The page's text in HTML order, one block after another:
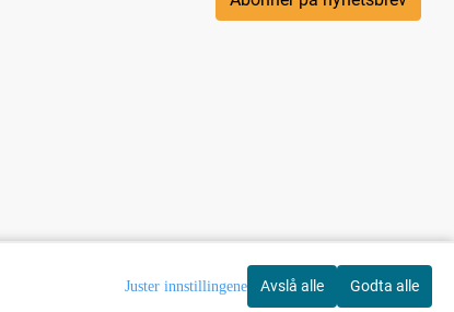
Avslå alle Godta alle
Juster innstillingene